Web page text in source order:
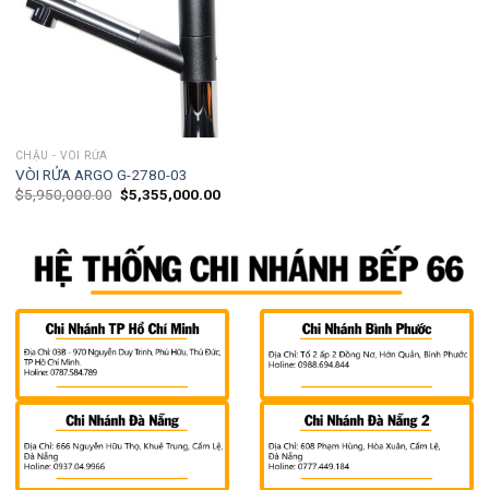
CHẬU - VÒI RỬA
VÒI RỬA ARGO G-2780-03
$5,950,000.00 $5,355,000.00